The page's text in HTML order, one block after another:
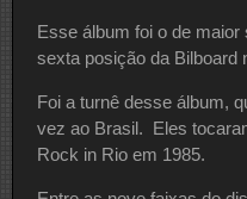
Esse álbum foi o de
sexta posição da Bilboard
Foi a turnê desse álbum,
vez ao Brasil. Eles
Rock in Rio em 1985.